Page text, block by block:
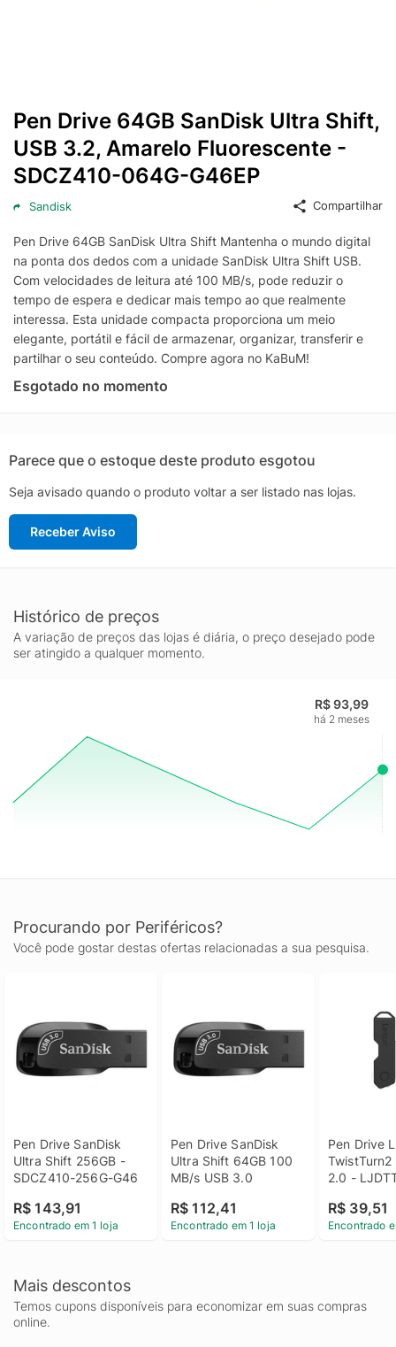
Pen Drive 64GB SanDisk Ultra Shift,
USB 3.2, Amarelo Fluorescente -
SDCZ410-064G-G46EP
Sandisk Compartilhar
Pen Drive 64GB SanDisk Ultra Shift Mantenha o mundo digital
na ponta dos dedos com a unidade SanDisk Ultra Shift USB.
Com velocidades de leitura até 100 MB/s, pode reduzir o
tempo de espera e dedicar mais tempo ao que realmente
interessa. Esta unidade compacta proporciona um meio
elegante, portátil e fácil de armazenar, organizar, transferir e
partilhar o seu conteúdo. Compre agora no KaBuM!
Esgotado no momento
Parece que o estoque deste produto esgotou
Seja avisado quando o produto voltar a ser listado nas lojas.
Receber Aviso
Histórico de preços
A variação de preços das lojas é diária, o preço desejado pode
ser atingido a qualquer momento.
R$ 93,99
há 2 meses
Procurando por Periféricos?
Você pode gostar destas ofertas relacionadas a sua pesquisa.
Pen Drive SanDisk
Ultra Shift 256GB -
SDCZ410-256G-G46
R$ 143,91
Encontrado em 1 loja
Pen Drive SanDisk
Ultra Shift 64GB 100
MB/s USB 3.0
R$ 112,41
Encontrado em 1 loja
Pen Drive
TwistTurn2
2.0 -
R$ 39,51
Encontrado
Mais descontos
Temos cupons disponíveis para economizar em suas compras
online.